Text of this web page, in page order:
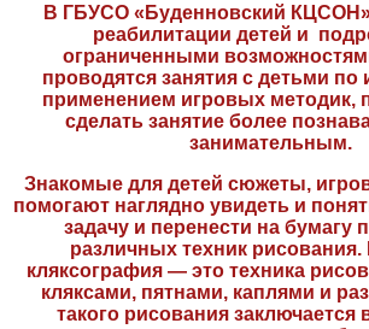
В ГБУСО «Буденновский
реабилитации детей и
ограниченными
проводятся занятия с детьми по
применением игровых методик,
сделать занятие более
занимательным.
Знакомые для детей сюжеты,
помогают наглядно увидеть и
задачу и перенести на бумагу
различных техник
кляксография — это техника
кляксами, пятнами, каплями и
такого рисования заключается